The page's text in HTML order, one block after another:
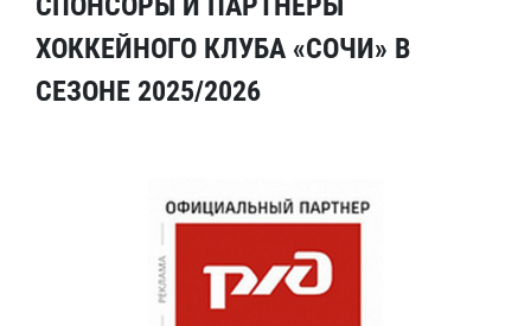
ХОККЕЙНОГО КЛУБА «СОЧИ» В
СЕЗОНЕ 2025/2026